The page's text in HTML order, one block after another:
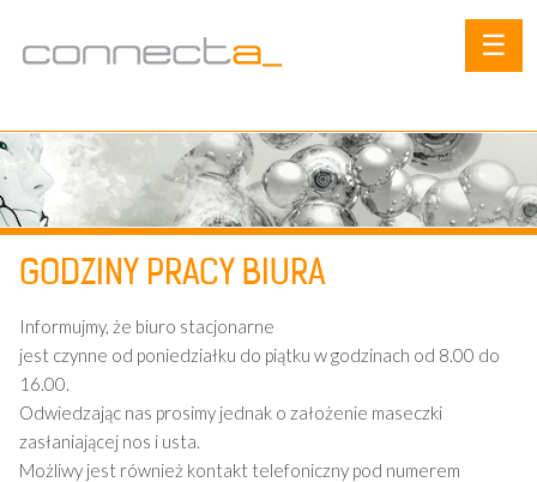
☰
GODZINY PRACY BIURA
Informujmy, że biuro stacjonarne
jest czynne od poniedziałku do piątku w godzinach od 8.00 do
16.00.
Odwiedzając nas prosimy jednak o założenie maseczki
zasłaniającej nos i usta.
Możliwy jest również kontakt telefoniczny pod numerem